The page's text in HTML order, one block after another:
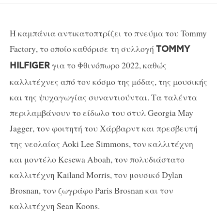
Η καμπάνια αντικατοπτρίζει το πνεύμα του Tommy
Factory, το οποίο καθόρισε τη συλλογή TOMMY
HILFIGERγια το Φθινόπωρο 2022, καθώς
καλλιτέχνες από τον κόσμο της μόδας, της μουσικής
και της ψυχαγωγίας συναντιούνται. Τα ταλέντα
περιλαμβάνουν το είδωλο του στυλGeorgia May
Jagger, τον φοιτητή του Χάρβαρντ και πρεσβευτή
της νεολαίας Aoki Lee Simmons, τον καλλιτέχνη
και μοντέλοKesewa Aboah, τον πολυδιάστατο
καλλιτέχνη Kailand Morris, τον μουσικόDylan
Brosnan, τον ζωγράφοParis Brosnan και τον
καλλιτέχνη Sean Koons.